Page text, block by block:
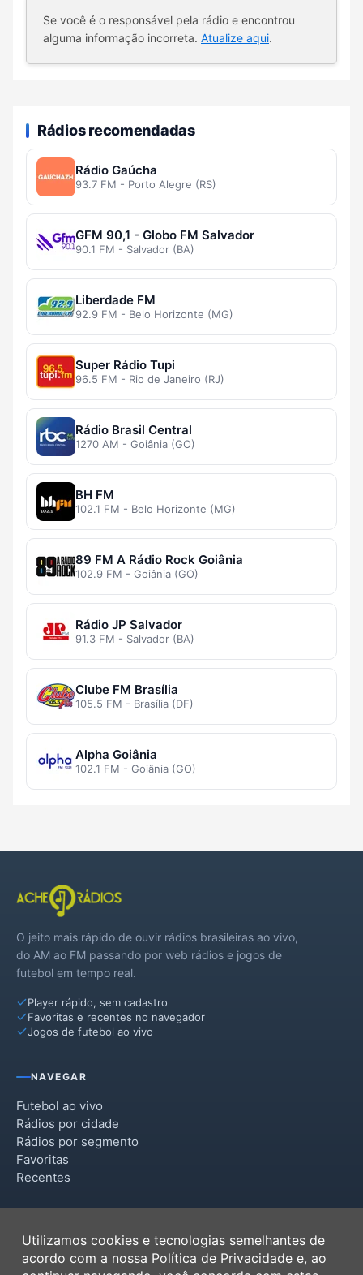
Se você é o responsável pela rádio e encontrou
alguma informação incorreta. Atualize aqui.
Rádios recomendadas
Rádio Gaúcha
93.7 FM - Porto Alegre (RS)
GFM 90,1 - Globo FM Salvador
90.1 FM - Salvador (BA)
Liberdade FM
92.9 FM - Belo Horizonte (MG)
Super Rádio Tupi
96.5 FM - Rio de Janeiro (RJ)
Rádio Brasil Central
1270 AM - Goiânia (GO)
BH FM
102.1 FM - Belo Horizonte (MG)
89 FM A Rádio Rock Goiânia
102.9 FM - Goiânia (GO)
Rádio JP Salvador
91.3 FM - Salvador (BA)
Clube FM Brasília
105.5 FM - Brasília (DF)
Alpha Goiânia
102.1 FM - Goiânia (GO)
O jeito mais rápido de ouvir rádios brasileiras ao vivo,
do AM ao FM passando por web rádios e jogos de
futebol em tempo real.
Player rápido, sem cadastro
Favoritas e recentes no navegador
Jogos de futebol ao vivo
NAVEGAR
Futebol ao vivo
Rádios por cidade
Rádios por segmento
Favoritas
Recentes
Termos de Uso
Política de Privacidade
Utilizamos cookies e tecnologias semelhantes de
acordo com a nossa Política de Privacidade e, ao